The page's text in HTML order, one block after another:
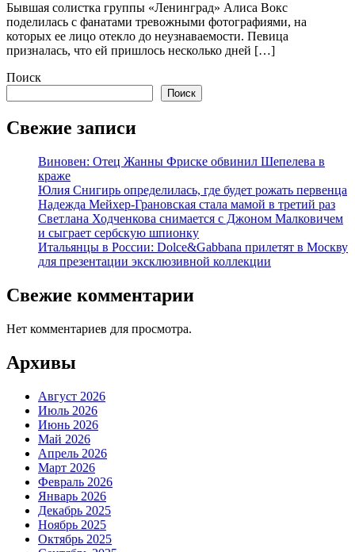
Бывшая солистка группы «Ленинград» Алиса Вокс
поделилась с фанатами тревожными фотографиями, на
которых ее лицо отекло до неузнаваемости. Певица
призналась, что ей пришлось несколько дней […]
Поиск
Поиск
Свежие записи
Виновен: Отец Жанны Фриске обвинил Шепелева в
краже
Юлия Снигирь определилась, где будет рожать первенца
Надежда Мейхер-Грановская стала мамой в третий раз
Светлана Ходченкова снимается с Джоном Малковичем
и сыграет сербскую шпионку
Итальянцы в России: Dolce&Gabbana прилетят в Москву
для презентации эксклюзивной коллекции
Свежие комментарии
Нет комментариев для просмотра.
Архивы
Август 2026
Июль 2026
Июнь 2026
Май 2026
Апрель 2026
Март 2026
Февраль 2026
Январь 2026
Декабрь 2025
Ноябрь 2025
Октябрь 2025